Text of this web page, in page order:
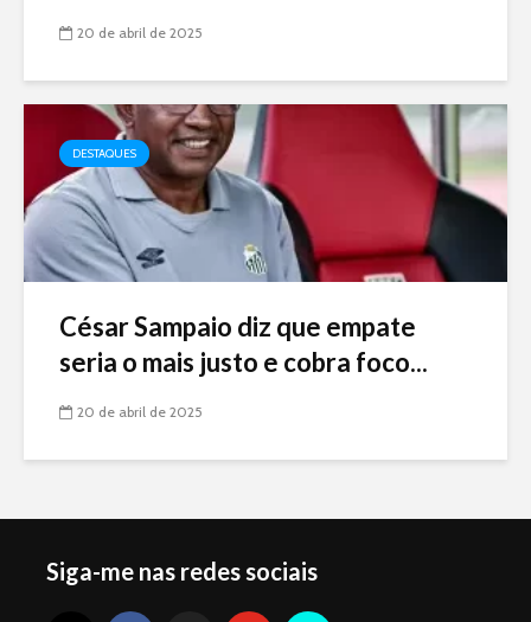
20 de abril de 2025
DESTAQUES
César Sampaio diz que empate
seria o mais justo e cobra foco...
20 de abril de 2025
Siga-me nas redes sociais